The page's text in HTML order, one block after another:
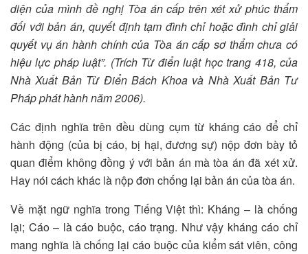
diện của mình đề nghị Tòa án cấp trên xét xử phúc thẩm
đối với bản án, quyết định tạm đình chỉ hoặc đình chỉ giải
quyết vụ án hành chính của Tòa án cấp sơ thẩm chưa có
hiệu lực pháp luật”. (Trích Từ điển luật học trang 418, của
Nhà Xuất Bản Từ Điển Bách Khoa và Nhà Xuất Bản Tư
Pháp phát hành năm 2006).
Các định nghĩa trên đều dùng cụm từ kháng cáo để chỉ
hành động (của bị cáo, bị hại, đương sự) nộp đơn bày tỏ
quan điểm không đồng ý với bản án mà tòa án đã xét xử.
Hay nói cách khác là nộp đơn chống lại bản án của tòa án.
Về mặt ngữ nghĩa trong Tiếng Việt thì: Kháng – là chống
lại; Cáo – là cáo buộc, cáo trạng. Như vậy kháng cáo chỉ
mang nghĩa là chống lại cáo buộc của kiểm sát viên, công